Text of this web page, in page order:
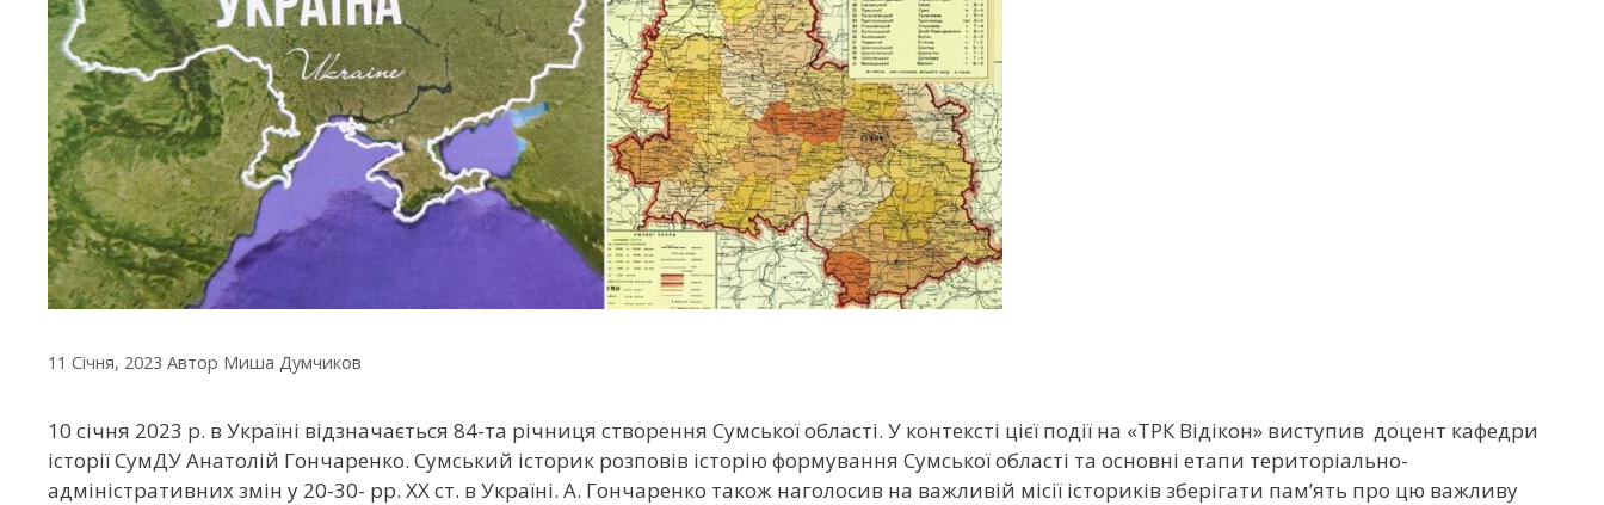
11 Січня, 2023 Автор Миша Думчиков
10 січня 2023 р. в Україні відзначається 84-та річниця створення Сумської області. У контексті цієї події на «ТРК Відікон» виступив доцент кафедри
історії СумДУ Анатолій Гончаренко. Сумський історик розповів історію формування Сумської області та основні етапи територіально-
адміністративних змін у 20-30- рр. ХХ ст. в Україні. А. Гончаренко також наголосив на важливій місії істориків зберігати пам’ять про цю важливу